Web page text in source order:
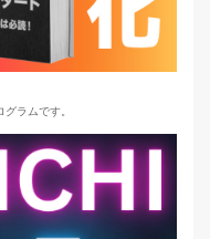
ラムです。